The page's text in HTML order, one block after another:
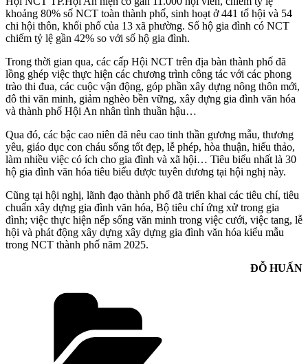
khoảng 80% số NCT toàn thành phố, sinh hoạt ở 441 tổ hội và 54
chi hội thôn, khối phố của 13 xã phường. Số hộ gia đình có NCT
chiếm tỷ lệ gần 42% so với số hộ gia đình.
Trong thời gian qua, các cấp Hội NCT trên địa bàn thành phố đã
lồng ghép việc thực hiện các chương trình công tác với các phong
trào thi đua, các cuộc vận động, góp phần xây dựng nông thôn mới,
đô thi văn minh, giảm nghèo bền vững, xây dựng gia đình văn hóa
và thành phố Hội An nhân tình thuần hậu…
Qua đó, các bậc cao niên đã nêu cao tinh thần gương mẫu, thương
yêu, giáo dục con cháu sống tốt đẹp, lễ phép, hòa thuận, hiếu thảo,
làm nhiều việc có ích cho gia đình và xã hội… Tiêu biểu nhất là 30
hộ gia đình văn hóa tiêu biểu được tuyên dương tại hội nghị này.
Cũng tại hội nghị, lãnh đạo thành phố đã triển khai các tiêu chí, tiêu
chuẩn xây dựng gia đình văn hóa, Bộ tiêu chí ứng xử trong gia
đình; việc thực hiện nếp sống văn minh trong việc cưới, việc tang, lễ
hội và phát động xây dựng xây dựng gia đình văn hóa kiểu mẫu
trong NCT thành phố năm 2025.
ĐỖ HUẤN